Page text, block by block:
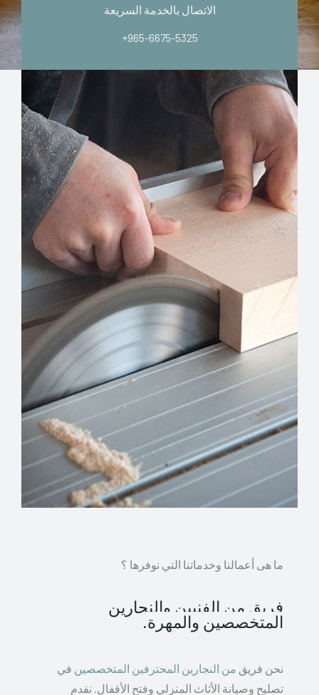
الاتصال بالخدمة السريعة
+965-6675-5325
ما هى أعمالنا وخدماتنا التي نوفرها ؟
فريق من الفنيين والنجارين
المتخصصين والمهرة.
نحن فريق من النجارين المحترفين المتخصصين في
تصليح وصيانة الأثاث المنزلي وفتح الأقفال. نقدم